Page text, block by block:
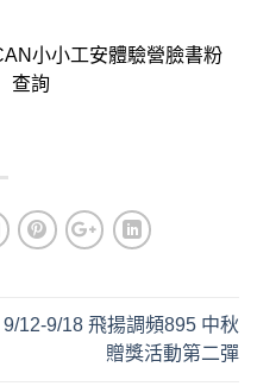
小小工安體驗營臉書粉
查詢
9/12-9/18 飛揚調頻895 中秋
贈獎活動第二彈